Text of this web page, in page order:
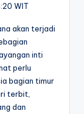
WIT
akan terjadi
inti
perlu
bagian timur
terbit,
dan